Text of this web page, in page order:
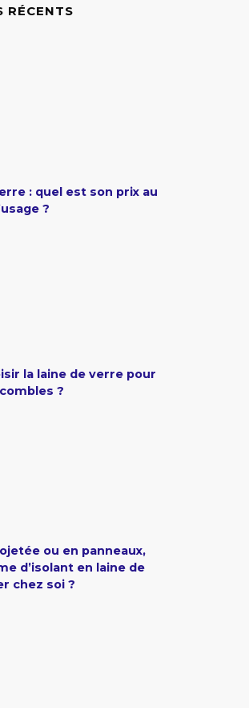
RÉCENTS
: quel est son prix au
?
la laine de verre pour
?
ou en panneaux,
d’isolant en laine de
chez soi ?